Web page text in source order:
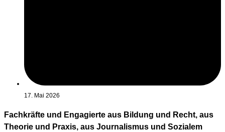
17. Mai 2026
Fachkräfte und Engagierte aus Bildung und Recht, aus
Theorie und Praxis, aus Journalismus und Sozialem